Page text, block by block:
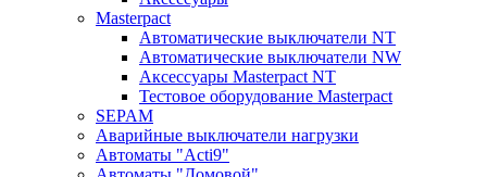
Masterpact
Автоматические выключатели NT
Автоматические выключатели NW
Аксессуары Masterpact NT
Тестовое оборудование Masterpact
SEPAM
Аварийные выключатели нагрузки
Автоматы "Acti9"